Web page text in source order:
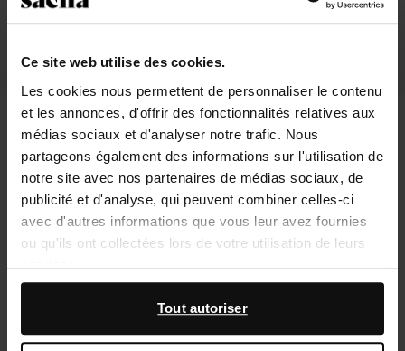
Ce site web utilise des cookies.
Les cookies nous permettent de personnaliser le contenu
et les annonces, d'offrir des fonctionnalités relatives aux
médias sociaux et d'analyser notre trafic. Nous
partageons également des informations sur l'utilisation de
notre site avec nos partenaires de médias sociaux, de
publicité et d'analyse, qui peuvent combiner celles-ci
avec d'autres informations que vous leur avez fournies
ou qu'ils ont collectées lors de votre utilisation de leurs
services.
En outre, nous travaillons avec Google à des fins de
publicité et de mesure. Vous pouvez en savoir plus sur la
Tout autoriser
Baskets en daim avec détails -
argenté
116.00
46.40
Baskets métallisées - argenté
95.00
38.00
À propos de Sacha
Livraison